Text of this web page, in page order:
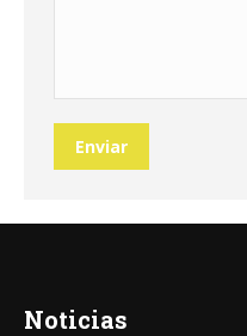
Enviar
Noticias